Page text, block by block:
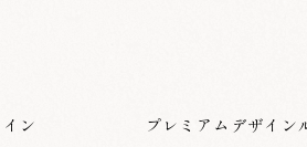
ン プレミアムデザイン